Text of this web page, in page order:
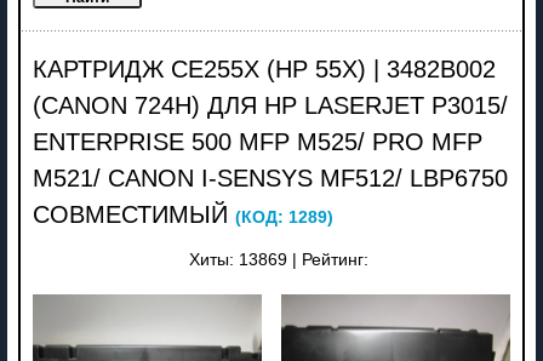
КАРТРИДЖ CE255X (HP 55X) | 3482B002
(CANON 724H) ДЛЯ HP LASERJET P3015/
ENTERPRISE 500 MFP M525/ PRO MFP
M521/ CANON I-SENSYS MF512/ LBP6750
СОВМЕСТИМЫЙ (КОД: 1289)
Хиты: 13869 Рейтинг: